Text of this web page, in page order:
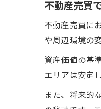
不動産売買
不動産売買に
や周辺環境の
資産価値の基
エリアは安定
また、将来的